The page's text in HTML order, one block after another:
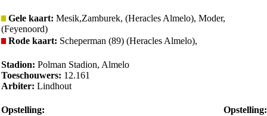
Gele kaart: Mesik,Zamburek, (Heracles Almelo), Moder,
(Feyenoord)
Rode kaart: Scheperman (89) (Heracles Almelo),
Stadion: Polman Stadion, Almelo
Toeschouwers: 12.161
Arbiter: Lindhout
Opstelling:
Opstelling: